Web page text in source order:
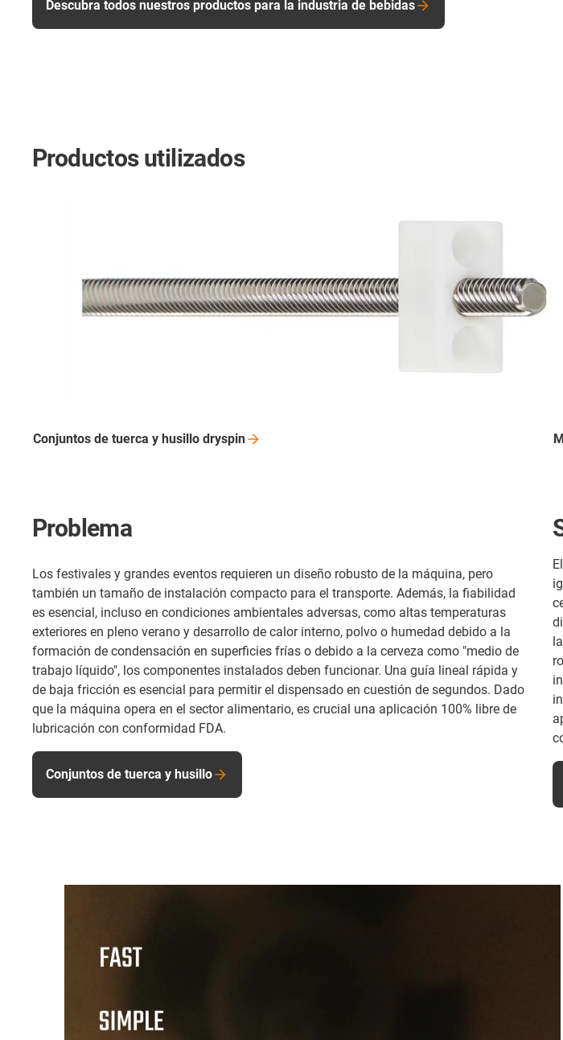
Descubra todos nuestros productos para la industria de bebidas
Productos utilizados
Conjuntos de tuerca y husillo dryspin
Problema
Los festivales y grandes eventos requieren un diseño robusto de la máquina, pero
también un tamaño de instalación compacto para el transporte. Además, la fiabilidad
es esencial, incluso en condiciones ambientales adversas, como altas temperaturas
exteriores en pleno verano y desarrollo de calor interno, polvo o humedad debido a la
formación de condensación en superficies frías o debido a la cerveza como "medio de
trabajo líquido", los componentes instalados deben funcionar. Una guía lineal rápida y
de baja fricción es esencial para permitir el dispensado en cuestión de segundos. Dado
que la máquina opera en el sector alimentario, es crucial una aplicación 100% libre de
lubricación con conformidad FDA.
Conjuntos de tuerca y husillo